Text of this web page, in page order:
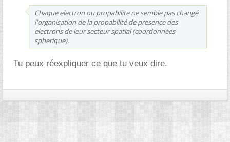
Chaque electron ou propabilite ne semble pas changé
l'organisation de la propabilité de presence des
electrons de leur secteur spatial (coordonnées
spherique).
Tu peux réexpliquer ce que tu veux dire.